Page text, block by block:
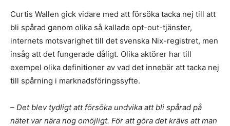
Curtis Wallen gick vidare med att försöka tacka nej till att
bli spårad genom olika så kallade opt-out-tjänster,
internets motsvarighet till det svenska Nix-registret, men
insåg att det fungerade dåligt. Olika aktörer har till
exempel olika definitioner av vad det innebär att tacka nej
till spårning i marknadsföringssyfte.
– Det blev tydligt att försöka undvika att bli spårad på
nätet var nära nog omöjligt. För att göra det krävs att man